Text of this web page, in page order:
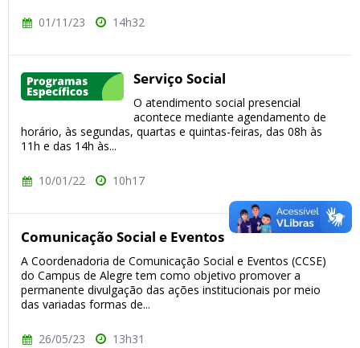
01/11/23 14h32
Serviço Social
O atendimento social presencial
acontece mediante agendamento de
horário, às segundas, quartas e quintas-feiras, das 08h às
11h e das 14h às...
10/01/22 10h17
Comunicação Social e Eventos
A Coordenadoria de Comunicação Social e Eventos (CCSE)
do Campus de Alegre tem como objetivo promover a
permanente divulgação das ações institucionais por meio
das variadas formas de...
26/05/23 13h31